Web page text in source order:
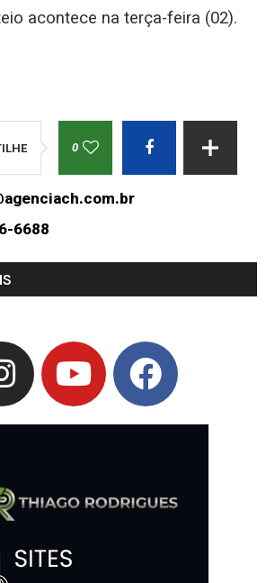
acontece na terça-feira (02).
0
6688